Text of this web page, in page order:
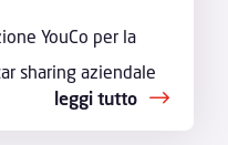
YouCo per la
sharing aziendale
leggi tutto